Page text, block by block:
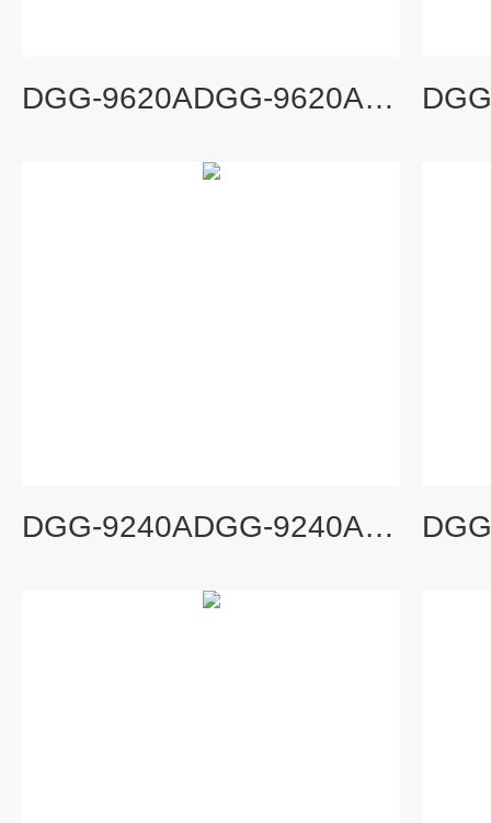
DGG-9620ADGG-9620A立式200度电热恒温鼓风干燥箱 电子类烘箱 食品检验干燥箱
DGG-9240ADGG-9240A立式底部加热鼓风干燥箱、老化试验箱、电子类烘箱、食品检验干燥箱